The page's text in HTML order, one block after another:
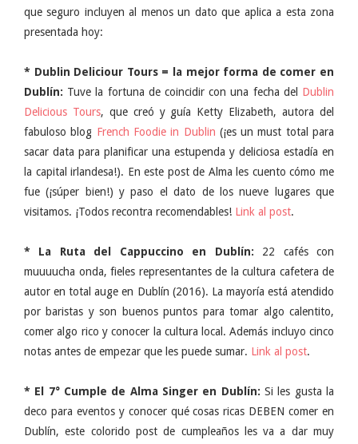
que seguro incluyen al menos un dato que aplica a esta zona
presentada hoy:
* Dublin Deliciour Tours = la mejor forma de comer en
Dublín: Tuve la fortuna de coincidir con una fecha del Dublin
Delicious Tours, que creó y guía Ketty Elizabeth, autora del
fabuloso blog French Foodie in Dublin (¡es un must total para
sacar data para planificar una estupenda y deliciosa estadía en
la capital irlandesa!). En este post de Alma les cuento cómo me
fue (¡súper bien!) y paso el dato de los nueve lugares que
visitamos. ¡Todos recontra recomendables! Link al post.
* La Ruta del Cappuccino en Dublín: 22 cafés con
muuuucha onda, fieles representantes de la cultura cafetera de
autor en total auge en Dublín (2016). La mayoría está atendido
por baristas y son buenos puntos para tomar algo calentito,
comer algo rico y conocer la cultura local. Además incluyo cinco
notas antes de empezar que les puede sumar. Link al post.
* El 7° Cumple de Alma Singer en Dublín: Si les gusta la
deco para eventos y conocer qué cosas ricas DEBEN comer en
Dublín, este colorido post de cumpleaños les va a dar muy